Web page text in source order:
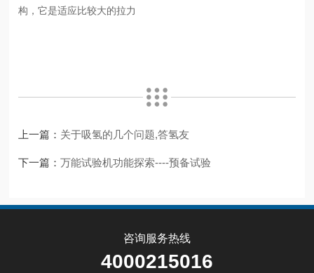
构，它是适应比较大的拉力
上一篇： 关于吸氢的几个问题,答氢友
下一篇：万能试验机功能探索----预备试验
咨询服务热线
4000215016